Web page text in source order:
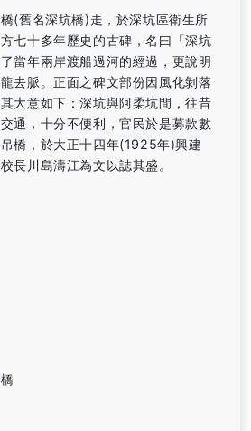
(舊名深坑橋)走，於深坑區衛生所
七十多年歷史的古碑，名曰「深坑
當年兩岸渡船過河的經過，更說明
去脈。正面之碑文部份因風化剝落
大意如下：深坑與阿柔坑間，往昔
通，十分不便利，官民於是募款數
橋，於大正十四年(1925年)興建
長川島濤江為文以誌其盛。